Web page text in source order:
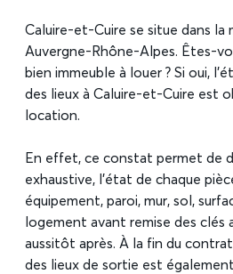
Caluire-et-Cuire se situe dans la
Auvergne-Rhône-Alpes. Êtes-
bien immeuble à louer ? Si oui,
des lieux à Caluire-et-Cuire est
location.
En effet, ce constat permet de
exhaustive, l’état de chaque
équipement, paroi, mur, sol,
logement avant remise des clés
aussitôt après. À la fin du
des lieux de sortie est